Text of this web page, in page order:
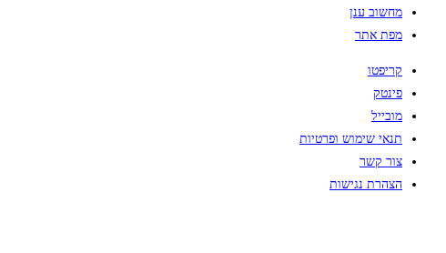
מחשוב ענן
מפת אתר
קריפטו
פינטק
מובייל
תנאי שימוש ופרטיות
צור קשר
הצהרת נגישות